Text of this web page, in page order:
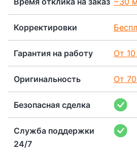
Корректировки
Гарантия на работу От
Оригинальность От
Безопасная сделка
Служба поддержки
24/7